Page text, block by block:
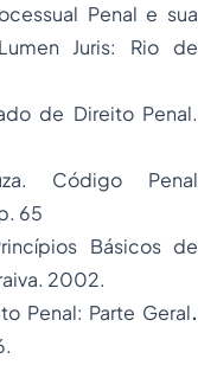
Penal e sua
Juris: Rio de
de Direito Penal.
Código Penal
65
Básicos de
2002.
Penal: Parte Geral.